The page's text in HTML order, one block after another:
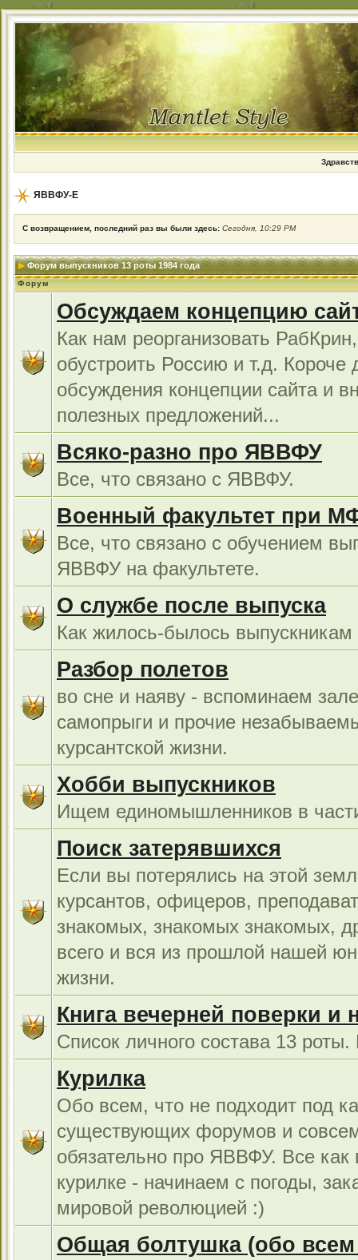
ЯВВФУ-Е
С возвращением, последний раз вы были здесь: Сегодня, 10:29 PM
Форум выпускников 13 роты 1984 года
Форум
Обсуждаем концепцию
Как нам реорганизовать
обустроить Россию и т.д. Короче
обсуждения концепции сайта и
полезных предложений...
Всяко-разно про ЯВВФУ
Все, что связано с ЯВВФУ.
Военный факультет при
Все, что связано с обучением
ЯВВФУ на факультете.
О службе после выпуска
Как жилось-былось выпускникам
Разбор полетов
во сне и наяву - вспоминаем
самопрыги и прочие
курсантской жизни.
Хобби выпускников
Ищем единомышленников в
Поиск затерявшихся
Если вы потерялись на этой
курсантов, офицеров,
знакомых, знакомых знакомых,
всего и вся из прошлой нашей
жизни.
Книга вечерней поверки и
Список личного состава 13
Курилка
Обо всем, что не подходит под
существующих форумов и
обязательно про ЯВВФУ. Все как
курилке - начинаем с погоды,
мировой революцией :)
Общая болтушка (обо всем